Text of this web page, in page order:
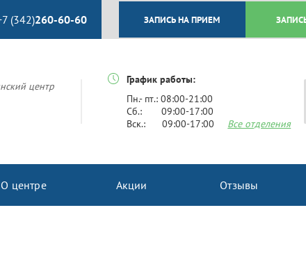
(342)260-60-60 ЗАПИСЬ НА ПРИЕМ
центр
График работы:
Пн.- пт.: 08:00-21:00
Сб.: 09:00-17:00
Вск.: 09:00-17:00
Все отделения
О центре Акции Отзывы